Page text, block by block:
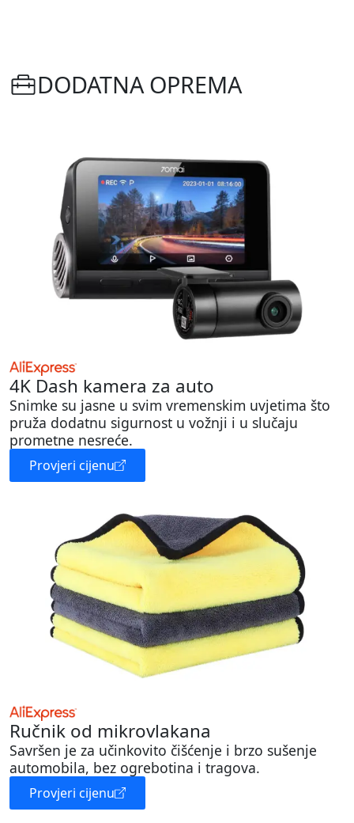
DODATNA OPREMA
4K Dash kamera za auto
Snimke su jasne u svim vremenskim uvjetima što
pruža dodatnu sigurnost u vožnji i u slučaju
prometne nesreće.
Provjeri cijenu
Ručnik od mikrovlakana
Savršen je za učinkovito čišćenje i brzo sušenje
automobila, bez ogrebotina i tragova.
Provjeri cijenu